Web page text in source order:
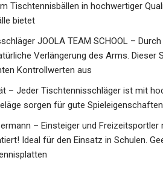
teiliges Tischtennisset bestehend
Tischtennisbällen in hochwertiger
bietet
JOOLA TEAM SCHOOL –
Verlängerung des Arms. Dieser
Kontrollwerten aus
– Jeder Tischtennisschläger ist mit
sorgen für gute
– Einsteiger und Freizeitsportler